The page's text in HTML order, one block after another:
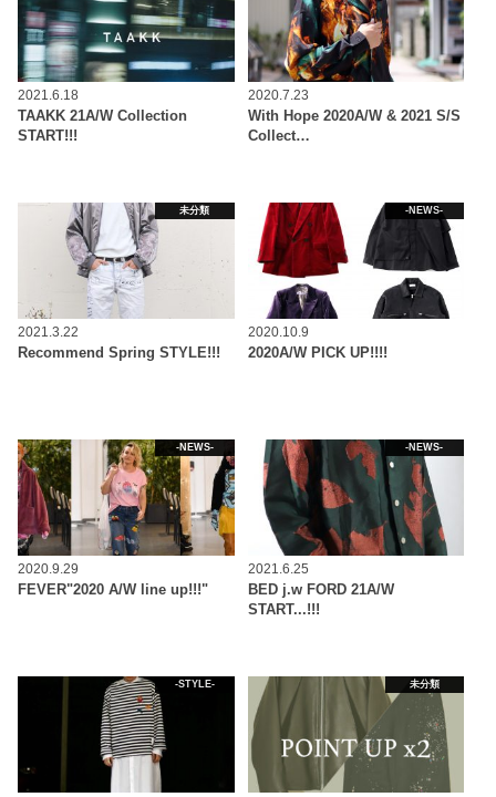
2021.6.18
TAAKK 21A/W Collection
START!!!
2020.7.23
With Hope 2020A/W & 2021 S/S
Collect…
未分類
2021.3.22
Recommend Spring STYLE!!!
-NEWS-
2020.10.9
2020A/W PICK UP!!!!
-NEWS-
2020.9.29
FEVER"2020 A/W line up!!!"
-NEWS-
2021.6.25
BED j.w FORD 21A/W
START...!!!
-STYLE- 未分類